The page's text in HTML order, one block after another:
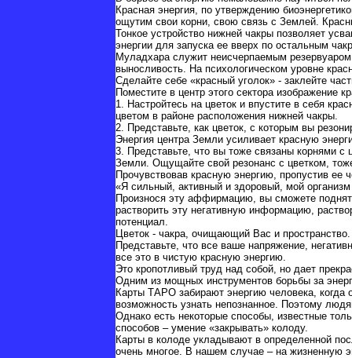
Красная энергия, по утверждению
ощутим свои корни, свою связь с Землей.
Тонкое устройство нижней чакры позволяет
энергии для запуска ее вверх по остальным
Муладхара служит неисчерпаемым
выносливость. На психологическом уровне
Сделайте себе «красный уголок» - заклейте
Поместите в центр этого сектора изображение
1. Настройтесь на цветок и впустите в себя
цветом в районе расположения нижней чакры.
2. Представьте, как цветок, с которым вы
Энергия центра Земли усиливает красную
3. Представьте, что вы тоже связаны корнями
Земли. Ощущайте свой резонанс с цветком,
Прочувствовав красную энергию, пропустив
«Я сильный, активный и здоровый, мой
Произнося эту аффирмацию, вы сможете
растворить эту негативную информацию,
потенциал.
Цветок - чакра, очищающий Вас и пространство.
Представьте, что все ваше напряжение,
все это в чистую красную энергию.
Это кропотливый труд над собой, но дает
Одним из мощных инструментов борьбы за
Карты ТАРО забирают энергию человека,
возможность узнать непознанное. Поэтому
Однако есть некоторые способы, известные
способов – умение «закрывать» колоду.
Карты в колоде укладывают в определенной
очень многое. В нашем случае – на жизненную